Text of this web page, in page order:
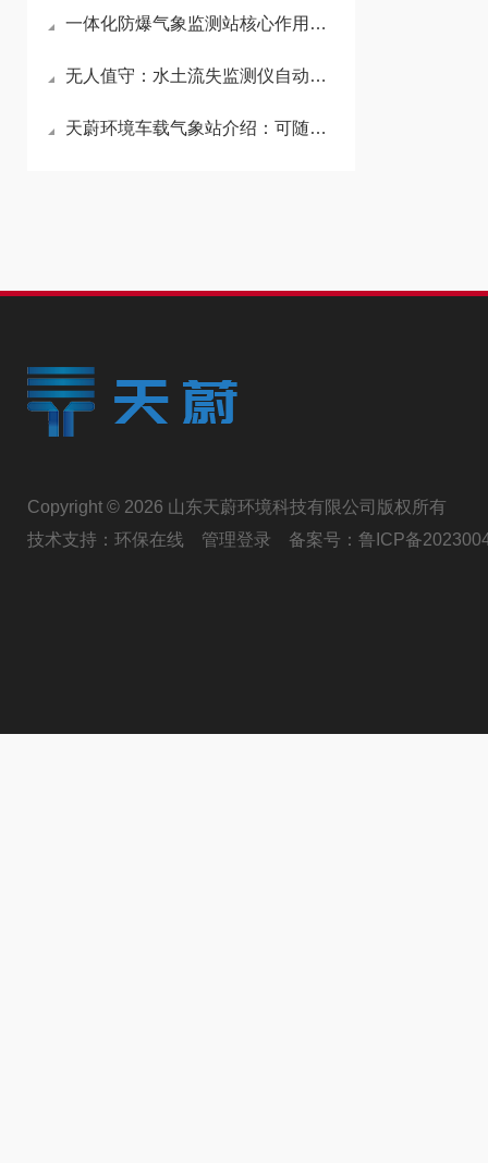
​一体化防爆气象监测站核心作用：为化工、矿区等易燃易爆场所提供气象数据
无人值守：水土流失监测仪自动测量径流量、含沙量及径流总量，无需人工干预
天蔚环境车载气象站介绍：可随车移动，在行驶过程中持续采集沿途气象信息
Copyright © 2026 山东天蔚环境科技有限公司版权所有
技术支持： 环保在线 管理登录 备案号： 鲁ICP备